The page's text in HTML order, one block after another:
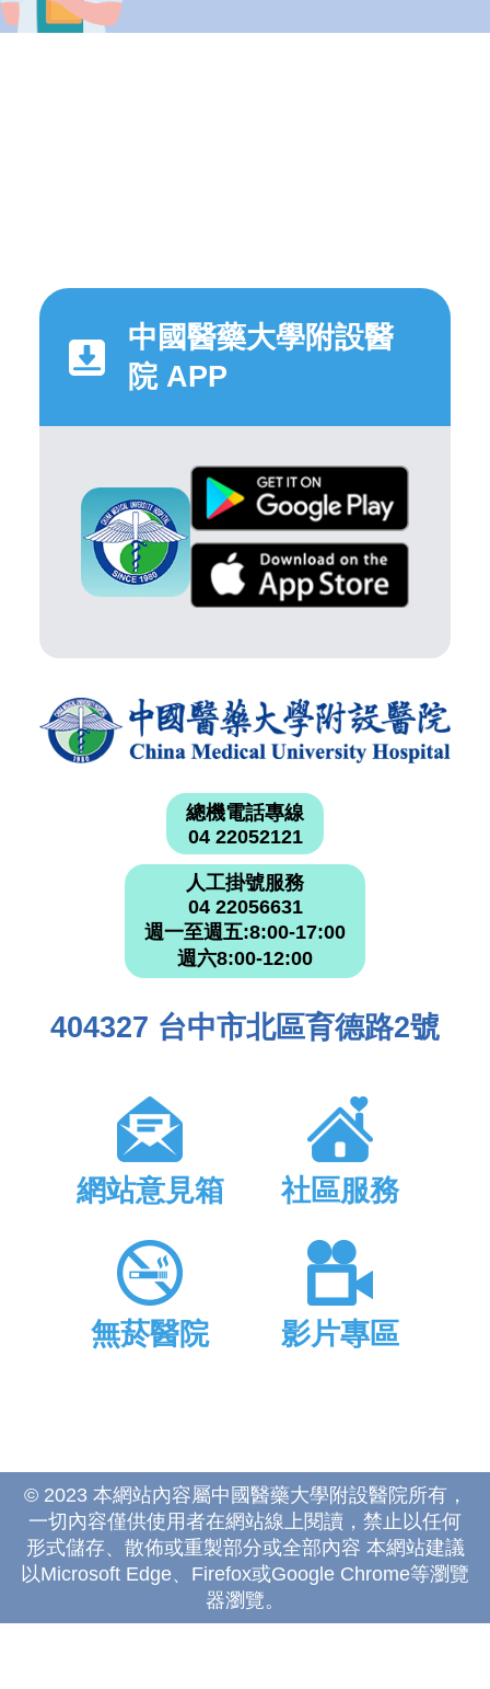
中國醫藥大學附設醫
院 APP
總機電話專線
04 22052121
人工掛號服務
04 22056631
週一至週五:8:00-17:00
週六8:00-12:00
404327 台中市北區育德路2號
網站意見箱 社區服務
無菸醫院 影片專區
© 2023 本網站內容屬中國醫藥大學附設醫院所有，
一切內容僅供使用者在網站線上閱讀，禁止以任何
形式儲存、散佈或重製部分或全部內容 本網站建議
以Microsoft Edge、Firefox或Google Chrome等瀏覽
器瀏覽。